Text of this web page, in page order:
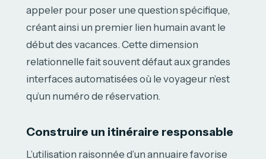
appeler pour poser une question spécifique,
créant ainsi un premier lien humain avant le
début des vacances. Cette dimension
relationnelle fait souvent défaut aux grandes
interfaces automatisées où le voyageur n’est
qu’un numéro de réservation.
Construire un itinéraire responsable
L’utilisation raisonnée d’un annuaire favorise